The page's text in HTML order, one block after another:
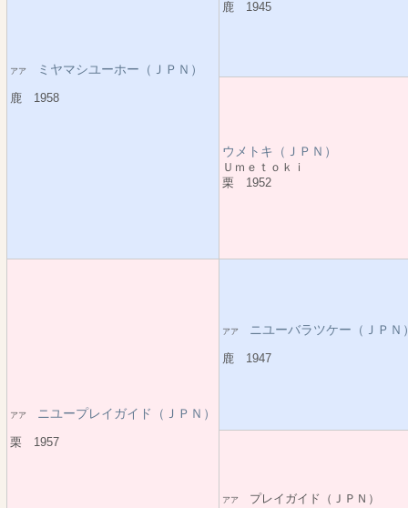
アア ミヤマシユーホー（ＪＰＮ）
鹿 1958
鹿 1945
ウメトキ（ＪＰＮ）
Ｕｍｅｔｏｋｉ
栗 1952
アア ニユープレイガイド（ＪＰＮ）
栗 1957
アア ニユーバラツケー（ＪＰＮ
鹿 1947
アア プレイガイド（ＪＰＮ）